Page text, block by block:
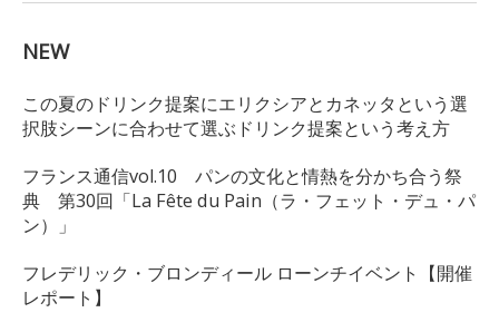
NEW
この夏のドリンク提案にエリクシアとカネッタという選
択肢シーンに合わせて選ぶドリンク提案という考え方
フランス通信vol.10 パンの文化と情熱を分かち合う祭
典 第30回「La Fête du Pain（ラ・フェット・デュ・パ
ン）」
フレデリック・ブロンディール ローンチイベント【開催
レポート】